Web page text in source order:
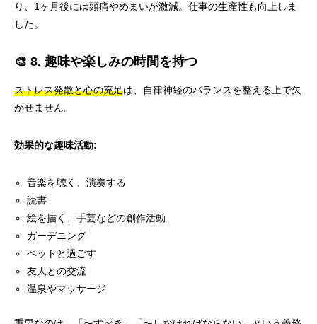
り、1ヶ月後には頭痛やめまいが激減。仕事の生産性も向上しま
した。
🎨 8. 趣味や楽しみの時間を持つ
ストレス発散と心の充足は、自律神経のバランスを整える上で欠
かせません。
効果的な趣味活動:
音楽を聴く、演奏する
読書
絵を描く、手芸などの創作活動
ガーデニング
ペットと過ごす
友人との交流
温泉やマッサージ